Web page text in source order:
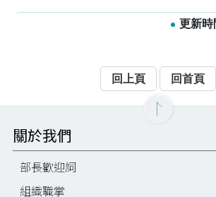
更新
回上頁 回首頁
關於我們
部長歡迎詞
組織職掌